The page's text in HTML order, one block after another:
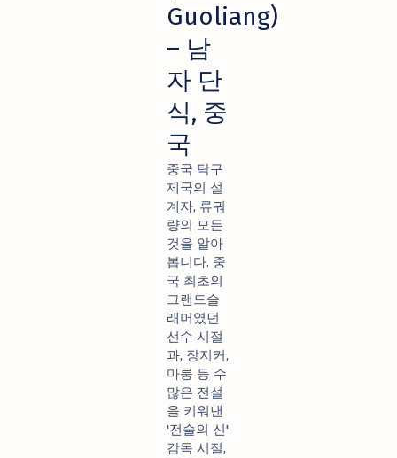
Guoliang)
– 남
자 단
식, 중
국
중국 탁구
제국의 설
계자, 류궈
량의 모든
것을 알아
봅니다. 중
국 최초의
그랜드슬
래머였던
선수 시절
과, 장지커,
마룽 등 수
많은 전설
을 키워낸
'전술의 신'
감독 시절,